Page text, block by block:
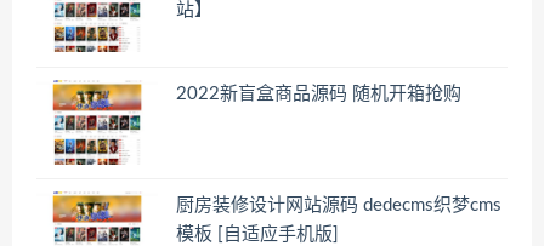
站】
2022新盲盒商品源码 随机开箱抢购
厨房装修设计网站源码 dedecms织梦cms
模板 [自适应手机版]